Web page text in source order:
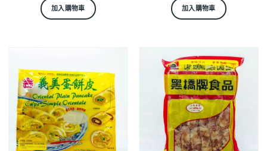
加入購物車 加入購物車